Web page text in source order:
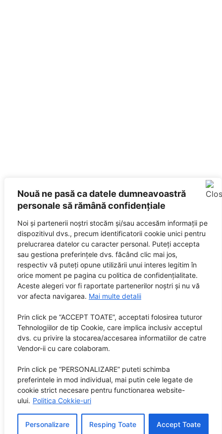
Nouă ne pasă ca datele dumneavoastră
personale să rămână confidențiale
Noi și partenerii noștri stocăm și/sau accesăm informații pe
dispozitivul dvs., precum identificatorii cookie unici pentru
prelucrarea datelor cu caracter personal. Puteți accepta
sau gestiona preferințele dvs. făcând clic mai jos,
respectiv vă puteți opune utilizării unui interes legitim în
orice moment pe pagina cu politica de confidențialitate.
Aceste alegeri vor fi raportate partenerilor noștri și nu vă
vor afecta navigarea. Mai multe detalii
Prin click pe “ACCEPT TOATE”, acceptati folosirea tuturor
Tehnologiilor de tip Cookie, care implica inclusiv acceptul
dvs. cu privire la stocarea/accesarea informatiilor de catre
Vendor-ii cu care colaboram.
Prin click pe “PERSONALIZARE” puteti schimba
preferintele in mod individual, mai putin cele legate de
cookie strict necesare pentru functionarea website-
ului. Politica Cokkie-uri
Personalizare Resping Toate Accept Toate